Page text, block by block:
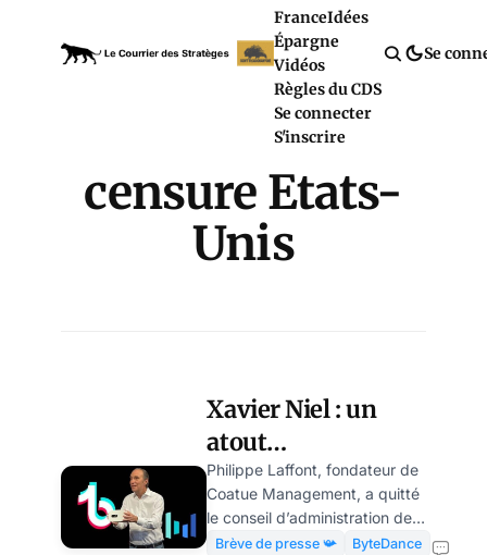
FranceIdées
Épargne
Vidéos
Règles du CDS
Se connecter
S'inscrire
Se
censure Etats-
Unis
Xavier Niel : un
atout
incontournable
pour TikTok ?
Philippe Laffont, fondateur de
Coatue Management, a quitté
le conseil d’administration de
ByteDance, et a cédé sa
Brève de presse 📯
ByteDance